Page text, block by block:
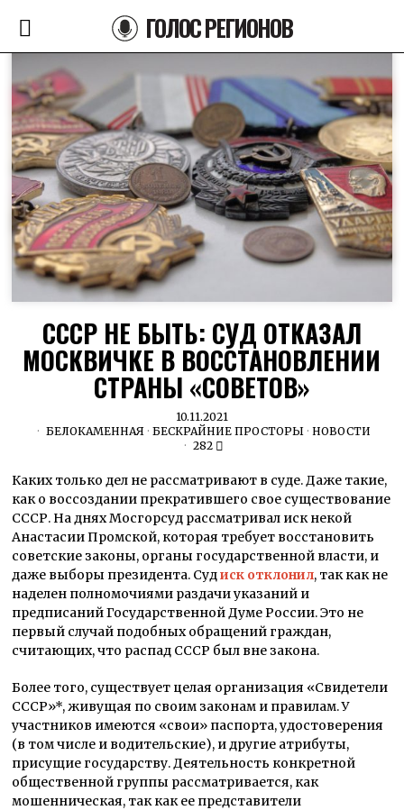
ГОЛОС РЕГИОНОВ
СССР НЕ БЫТЬ: СУД ОТКАЗАЛ
МОСКВИЧКЕ В ВОССТАНОВЛЕНИИ
СТРАНЫ «СОВЕТОВ»
10.11.2021
БЕЛОКАМЕННАЯ · БЕСКРАЙНИЕ ПРОСТОРЫ · НОВОСТИ
282
Каких только дел не рассматривают в суде. Даже такие,
как о воссоздании прекратившего свое существование
СССР. На днях Мосгорсуд рассматривал иск некой
Анастасии Промской, которая требует восстановить
советские законы, органы государственной власти, и
даже выборы президента. Судиск отклонил, так как не
наделен полномочиями раздачи указаний и
предписаний Государственной Думе России. Это не
первый случай подобных обращений граждан,
считающих, что распад СССР был вне закона.
Более того, существует целая организация «Свидетели
СССР»*, живущая по своим законам и правилам. У
участников имеются «свои» паспорта, удостоверения
(в том числе и водительские), и другие атрибуты,
присущие государству. Деятельность конкретной
общественной группы рассматривается, как
мошенническая, так как ее представители